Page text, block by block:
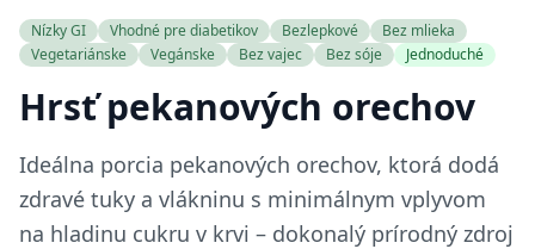
Nízky GI Vhodné pre diabetikov Bezlepkové
Bez mlieka
Vegetariánske
Vegánske Bez vajec Bez sóje Jednoduché
Hrsť pekanových orechov
Ideálna porcia pekanových orechov, ktorá dodá
zdravé tuky a vlákninu s minimálnym vplyvom
na hladinu cukru v krvi – dokonalý prírodný zdroj